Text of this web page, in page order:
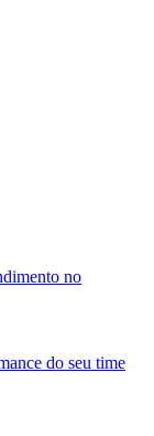
no
do seu time